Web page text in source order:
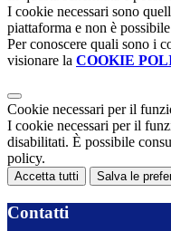
I cookie necessari sono
piattaforma e non è
Per conoscere quali sono i
visionare la COOKIE
Cookie necessari per il
I cookie necessari per il
disabilitati. È possibile
policy.
Accetta tutti Salva le
Contatti